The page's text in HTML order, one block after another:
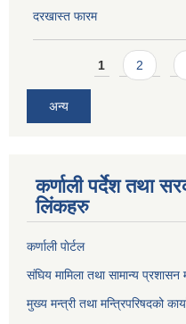
दरखास्त फारम
Pages1 2
अन्य
कर्णाली पर्देश तथा
लिंकहरु
कर्णाली पाेर्टल
संघिय मामिला तथा सामान्य प्रशासन
मुख्य मन्त्री तथा मन्त्रिपरिषदको